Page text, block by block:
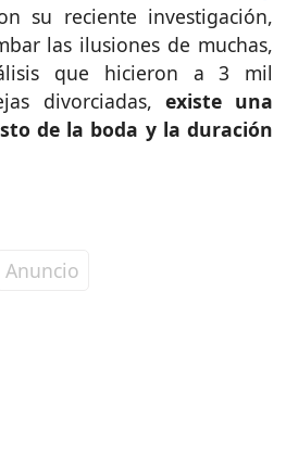
su reciente investigación,
las ilusiones de muchas,
que hicieron a 3 mil
divorciadas, existe una
de la boda y la duración